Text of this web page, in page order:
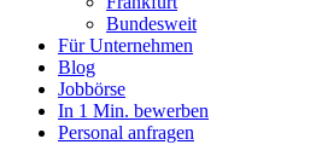
Bundesweit
Für Unternehmen
Blog
Jobbörse
In 1 Min. bewerben
Personal anfragen